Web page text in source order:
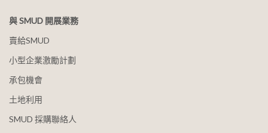
與 SMUD 開展業務
賣給SMUD
小型企業激勵計劃
承包機會
土地利用
SMUD 採購聯絡人